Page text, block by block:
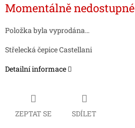
cena:
Momentálně nedostupné
Položka byla vyprodána…
Střelecká čepice Castellani
Detailní informace
ZEPTAT SE SDÍLET